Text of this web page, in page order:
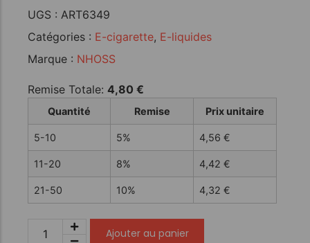
UGS : ART6349
Catégories : E-cigarette, E-liquides
Marque : NHOSS
Remise Totale: 4,80 €
Quantité Remise Prix unitaire
5-10 5% 4,56 €
11-20 8% 4,42 €
21-50 10% 4,32 €
Ajouter au panier